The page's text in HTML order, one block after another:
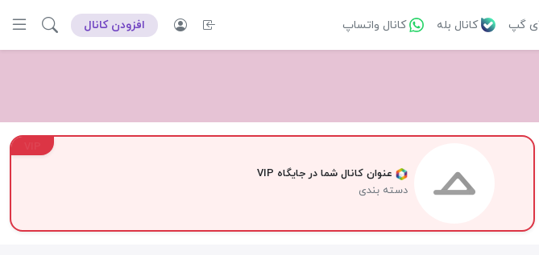
آی گپ کانال بله کانال واتساپ افزودن کانال
عنوان کانال شما در جایگاه VIP
دسته بندی